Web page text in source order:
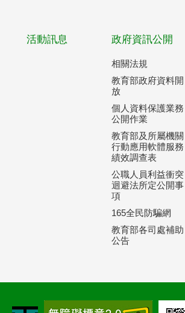
活動訊息 政府資訊公開
相關法規
教育部政府資料開
放
個人資料保護業務
公開作業
教育部及所屬機關
行動應用軟體服務
績效調查表
公職人員利益衝突
迴避法所定公開事
項
165全民防騙網
教育部各司處補助
公告